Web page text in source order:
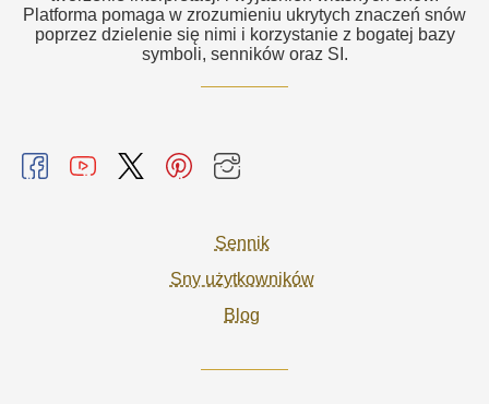
Platforma pomaga w zrozumieniu ukrytych znaczeń snów
poprzez dzielenie się nimi i korzystanie z bogatej bazy
symboli, senników oraz SI.
Sennik
Sny użytkowników
Blog